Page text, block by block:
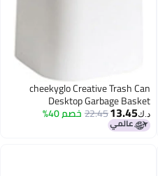
cheekyglo Creative Trash Can
Desktop Garbage Basket
Countertop Trash Bin for
Bathroom Vanity, Desktop,
د.ك‏13.45
22.45خصم 40%